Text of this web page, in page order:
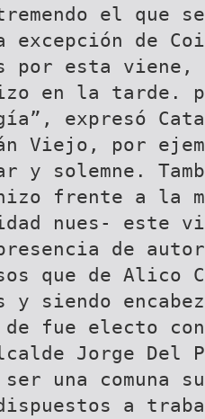
el que
excepción de
por esta viene,
en la tarde.
expresó
Viejo, por
y solemne.
frente a la
nues- este
de
que de
y siendo
fue electo
Jorge Del
ser una comuna
a